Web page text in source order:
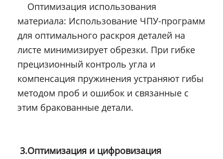
Оптимизация использования
материала: Использование ЧПУ-программ
для оптимального раскроя деталей на
листе минимизирует обрезки. При гибке
прецизионный контроль угла и
компенсация пружинения устраняют гибы
методом проб и ошибок и связанные с
этим бракованные детали.
3.Оптимизация и цифровизация